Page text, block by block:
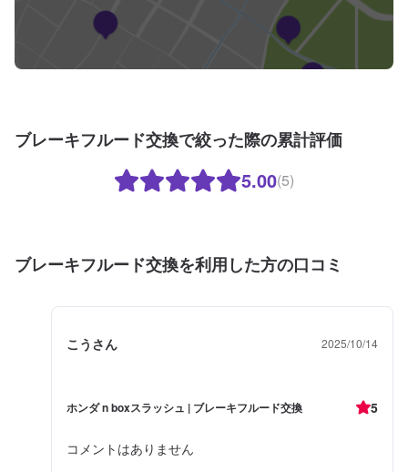
ブレーキフルード交換で絞った際の累計評価
5.00(5)
ブレーキフルード交換を利用した方の口コミ
こうさん 2025/10/14
ホンダ n boxスラッシュ | ブレーキフルード交換 5
コメントはありません